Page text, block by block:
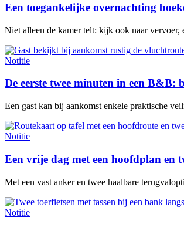
Een toegankelijke overnachting
Niet alleen de kamer telt: kijk ook naar
Notitie
De eerste twee minuten in een
Een gast kan bij aankomst enkele praktische
Notitie
Een vrije dag met een hoofdplan en
Met een vast anker en twee haalbare
Notitie